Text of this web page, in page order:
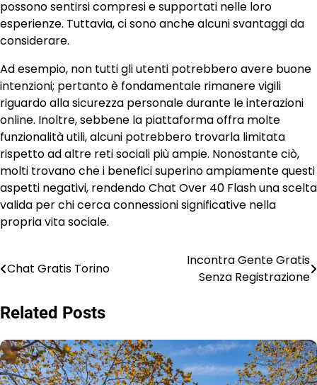
possono sentirsi compresi e supportati nelle loro
esperienze. Tuttavia, ci sono anche alcuni svantaggi da
considerare.
Ad esempio, non tutti gli utenti potrebbero avere buone
intenzioni; pertanto è fondamentale rimanere vigili
riguardo alla sicurezza personale durante le interazioni
online. Inoltre, sebbene la piattaforma offra molte
funzionalità utili, alcuni potrebbero trovarla limitata
rispetto ad altre reti sociali più ampie. Nonostante ciò,
molti trovano che i benefici superino ampiamente questi
aspetti negativi, rendendo Chat Over 40 Flash una scelta
valida per chi cerca connessioni significative nella
propria vita sociale.
Post
Chat Gratis Torino
Incontra Gente Gratis
Senza Registrazione
Related Posts